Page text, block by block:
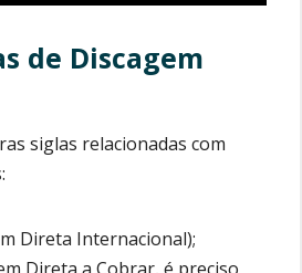
de Discagem
siglas relacionadas com
Direta Internacional);